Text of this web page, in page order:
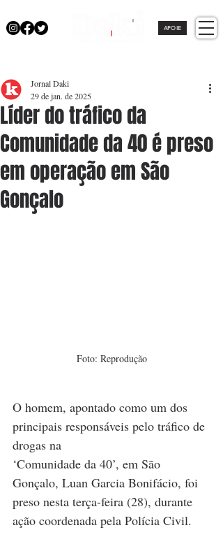
APOIE
Líder do tráfico da
Comunidade da 40 é preso
em operação em São
Gonçalo
Jornal Daki
29 de jan. de 2025
Foto: Reprodução
O homem, apontado como um dos
principais responsáveis pelo tráfico de
drogas na
‘Comunidade da 40’, em São
Gonçalo, Luan Garcia Bonifácio, foi
preso nesta terça-feira (28), durante
ação coordenada pela Polícia Civil.